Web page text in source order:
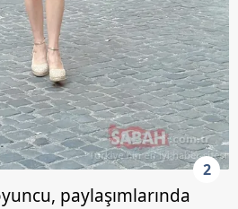
2
paylaşımlarında